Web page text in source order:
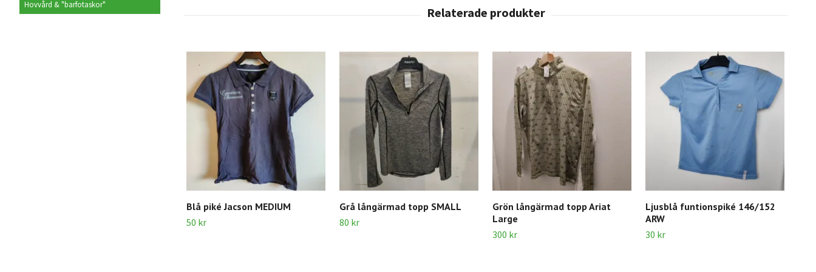
Hovvård & "barfotaskor"
Blå piké Jacson MEDIUM
50 kr
Grå långärmad topp SMALL
80 kr
Grön långärmad topp Ariat
Large
300 kr
Ljusblå funtionspiké 146/152
ARW
30 kr